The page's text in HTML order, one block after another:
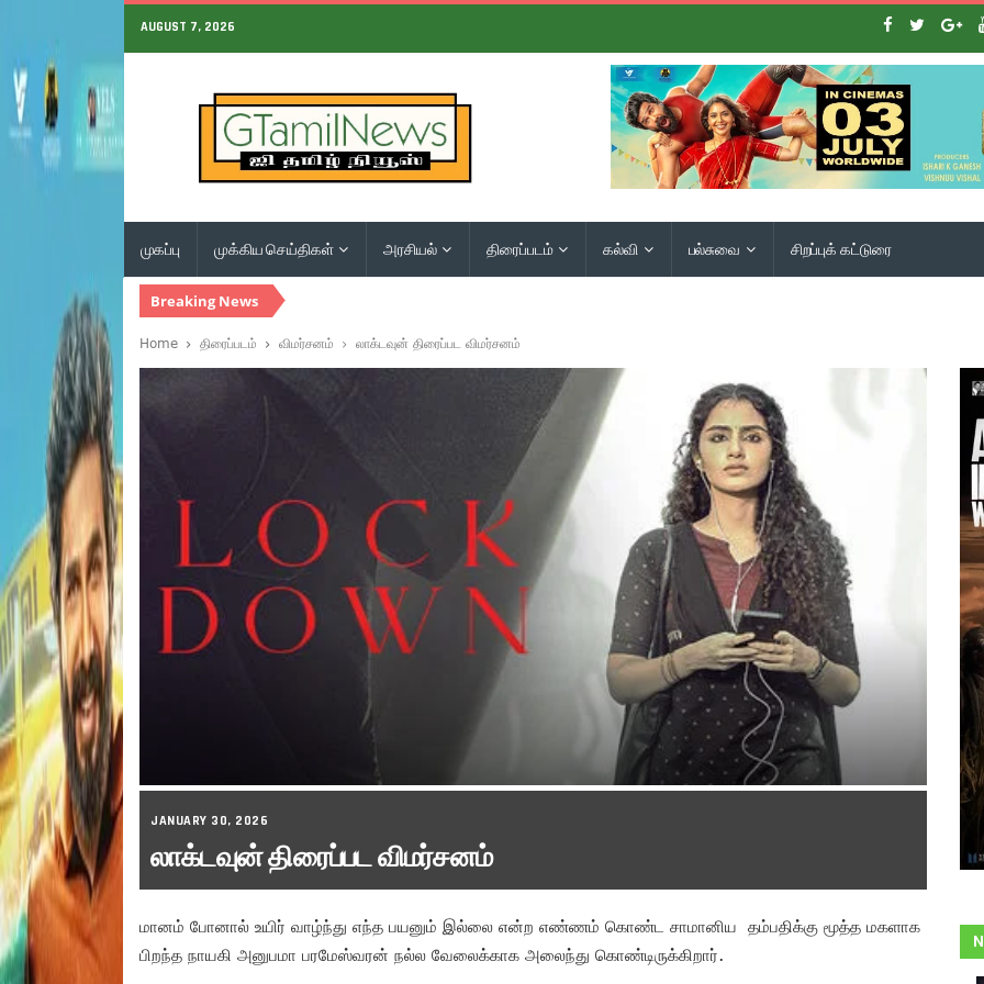
AUGUST 7, 2026
முகப்பு முக்கிய செய்திகள் அரசியல் திரைப்படம் கல்வி பல்சுவை சிறப்புக் கட்டுரை
Breaking News
Home திரைப்படம் விமர்சனம் லாக்டவுன் திரைப்பட விமர்சனம்
JANUARY 30, 2026
லாக்டவுன் திரைப்பட விமர்சனம்
மானம் போனால் உயிர் வாழ்ந்து எந்த பயனும் இல்லை என்ற எண்ணம் கொண்ட சாமானிய தம்பதிக்கு மூத்த மகளாக
பிறந்த நாயகி அனுபமா பரமேஸ்வரன் நல்ல வேலைக்காக அலைந்து கொண்டிருக்கிறார்.